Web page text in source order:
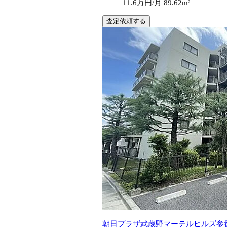
11.6万円/月 89.62m²
査定依頼する
朝日プラザ武蔵野マーテルヒルズ参